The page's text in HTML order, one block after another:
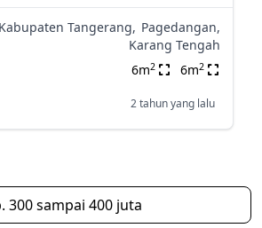
Kabupaten Tangerang, Pagedangan,
Karang Tengah
6m2 6m2
2 tahun yang lalu
300 sampai 400 juta